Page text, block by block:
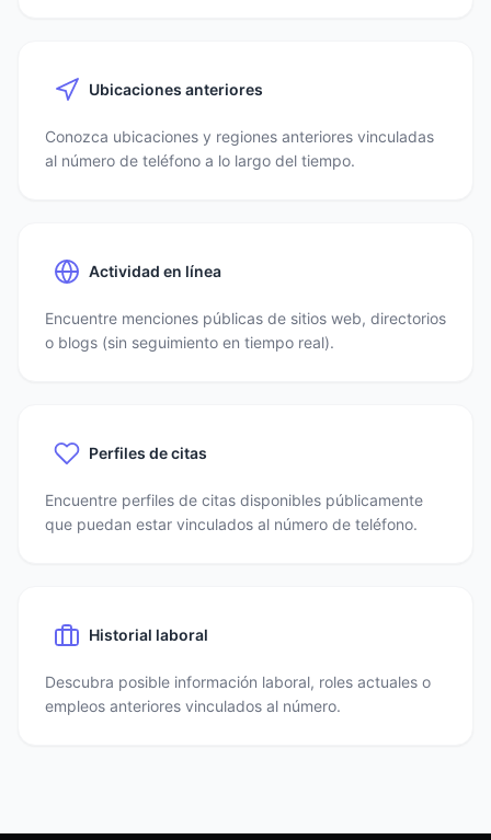
Ubicaciones anteriores
Conozca ubicaciones y regiones anteriores vinculadas
al número de teléfono a lo largo del tiempo.
Actividad en línea
Encuentre menciones públicas de sitios web, directorios
o blogs (sin seguimiento en tiempo real).
Perfiles de citas
Encuentre perfiles de citas disponibles públicamente
que puedan estar vinculados al número de teléfono.
Historial laboral
Descubra posible información laboral, roles actuales o
empleos anteriores vinculados al número.